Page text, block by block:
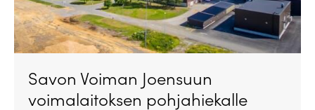
Savon Voiman Joensuun
voimalaitoksen pohjahiekalle